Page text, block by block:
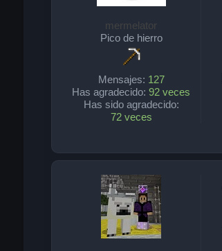
mermelator
Pico de hierro
Mensajes: 127
Has agradecido: 92 veces
Has sido agradecido:
72 veces